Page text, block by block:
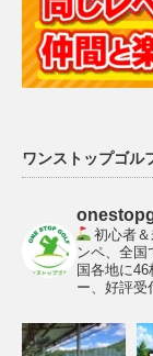
ワンストップゴル
初心者
ンペ、全国
国各地に46
ー、好評受